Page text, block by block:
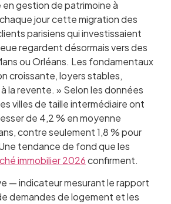
en gestion de patrimoine à
jour cette migration des
parisiens qui investissaient
regardent désormais vers des
ou Orléans. Les fondamentaux
croissante, loyers stables,
la revente. » Selon les données
villes de taille intermédiaire ont
de 4,2 % en moyenne
contre seulement 1,8 % pour
tendance de fond que les
immobilier 2026confirment.
— indicateur mesurant le rapport
demandes de logement et les